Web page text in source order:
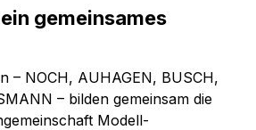
gemeinsames
– NOCH, AUHAGEN, BUSCH,
– bilden gemeinsam die
Modell-